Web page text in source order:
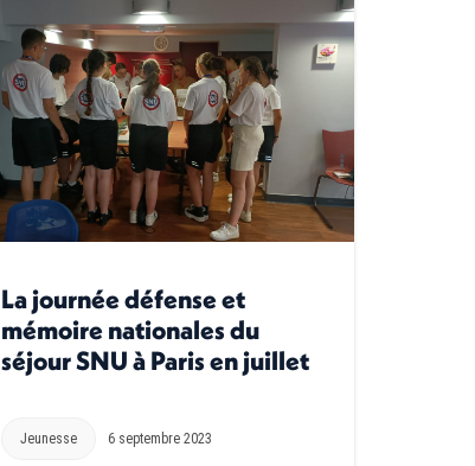
La journée défense et
mémoire nationales du
séjour SNU à Paris en juillet
Jeunesse 6 septembre 2023